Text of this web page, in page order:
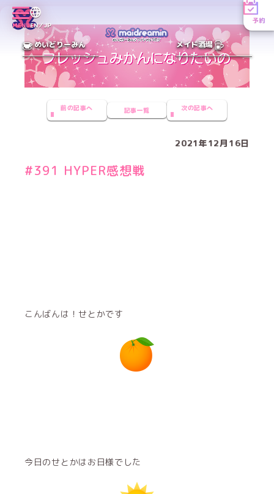
MENUEN／JP
予約
めいどりーみん メイド酒場
前の記事へ 記事一覧 次の記事へ
2021年12月16日
#391 HYPER感想戦
こんばんは！せとかです
今日のせとかはお日様でした